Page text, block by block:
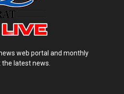
web portal and monthly
latest news.